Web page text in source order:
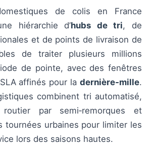
de colis en France
hiérarchie d’hubs de tri, de
et de points de livraison de
de traiter plusieurs millions
de pointe, avec des fenêtres
affinés pour la dernière‑mille.
combinent tri automatisé,
routier par semi‑remorques et
tournées urbaines pour limiter les
lors des saisons hautes.